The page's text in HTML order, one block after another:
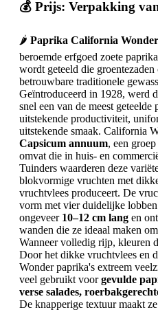
💰 Prijs: Verpakking
🌶️ Paprika California Wonder
beroemde erfgoed zoete
wordt geteeld die
betrouwbare traditionele
Geïntroduceerd in 1928, werd
snel een van de meest
uitstekende productiviteit,
uitstekende smaak. California
Capsicum annuum, een
omvat die in huis- en
Tuinders waarderen deze
blokvormige vruchten met
vruchtvlees produceert. De
vorm met vier duidelijke
ongeveer 10–12 cm lang en
wanden die ze ideaal maken
Wanneer volledig rijp, kleuren
Door het dikke vruchtvlees en
Wonder paprika's extreem
veel gebruikt voorgevulde
verse salades,
De knapperige textuur maakt